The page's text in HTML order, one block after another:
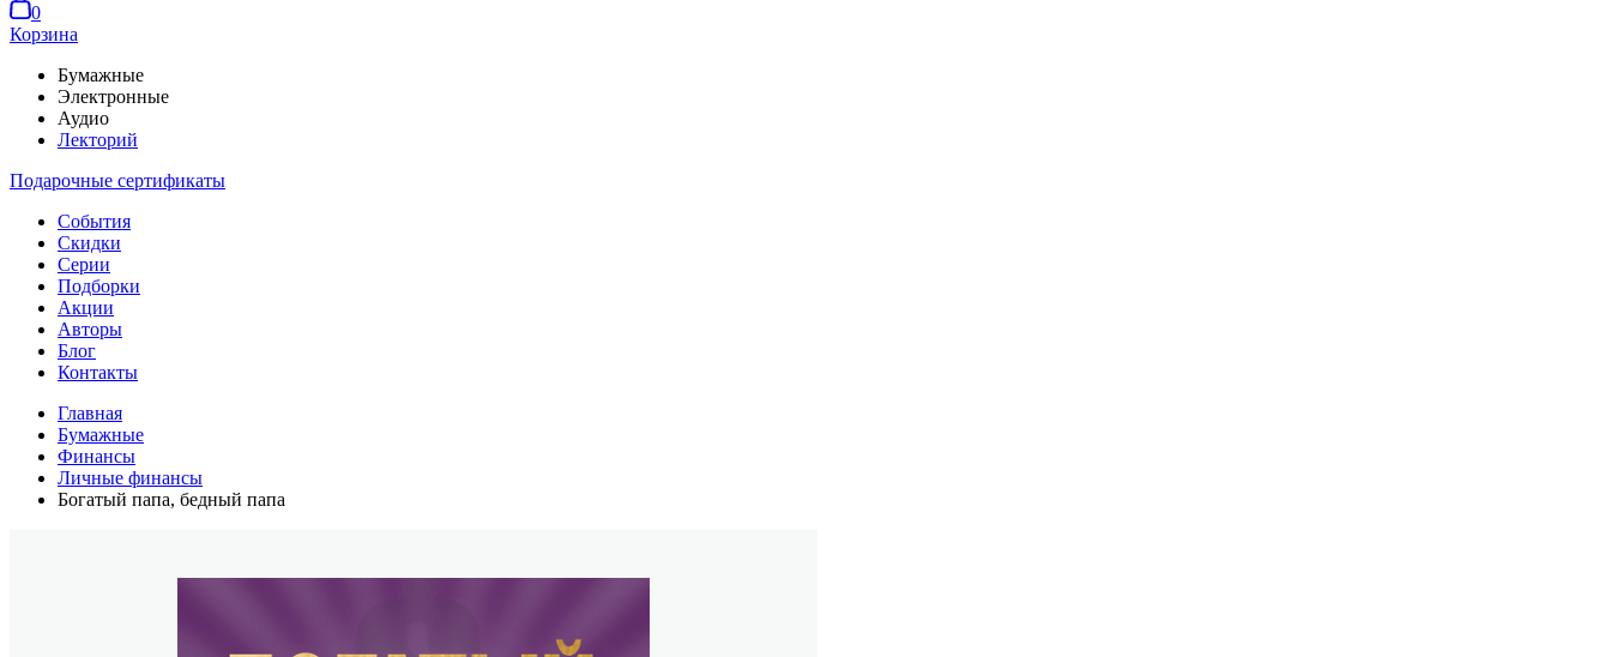
0
Корзина
Бумажные
Электронные
Аудио
Лекторий
Подарочные сертификаты
События
Скидки
Серии
Подборки
Акции
Авторы
Блог
Контакты
Главная
Бумажные
Финансы
Личные финансы
Богатый папа, бедный папа